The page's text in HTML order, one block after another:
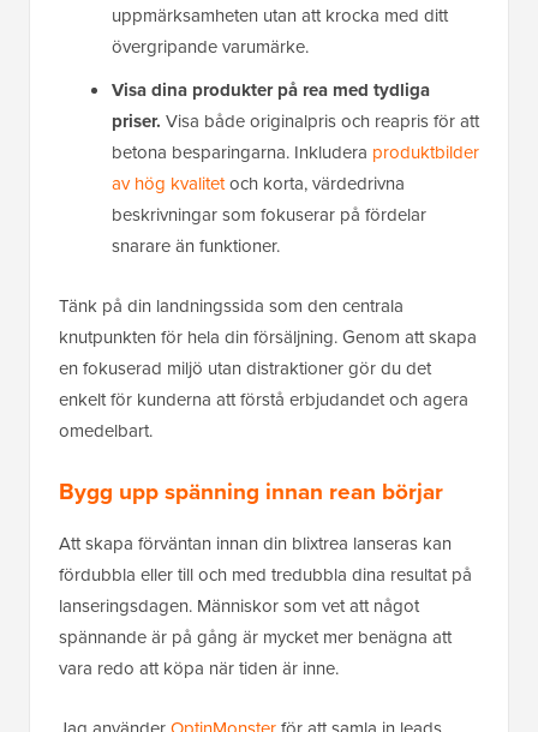
uppmärksamheten utan att krocka med ditt
övergripande varumärke.
Visa dina produkter på rea med tydliga
priser. Visa både originalpris och reapris för att
betona besparingarna. Inkludera produktbilder
av hög kvalitetoch korta, värdedrivna
beskrivningar som fokuserar på fördelar
snarare än funktioner.
Tänk på din landningssida som den centrala
knutpunkten för hela din försäljning. Genom att skapa
en fokuserad miljö utan distraktioner gör du det
enkelt för kunderna att förstå erbjudandet och agera
omedelbart.
Bygg upp spänning innan rean börjar
Att skapa förväntan innan din blixtrea lanseras kan
fördubbla eller till och med tredubbla dina resultat på
lanseringsdagen. Människor som vet att något
spännande är på gång är mycket mer benägna att
vara redo att köpa när tiden är inne.